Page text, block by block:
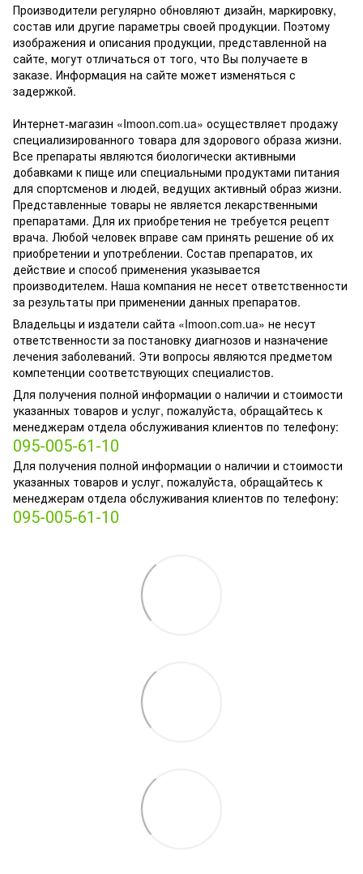
Производители регулярно обновляют дизайн, маркировку,
состав или другие параметры своей продукции. Поэтому
изображения и описания продукции, представленной на
сайте, могут отличаться от того, что Вы получаете в
заказе. Информация на сайте может изменяться с
задержкой.
Интернет-магазин «Imoon.com.ua» осуществляет продажу
специализированного товара для здорового образа жизни.
Все препараты являются биологически активными
добавками к пище или специальными продуктами питания
для спортсменов и людей, ведущих активный образ жизни.
Представленные товары не является лекарственными
препаратами. Для их приобретения не требуется рецепт
врача. Любой человек вправе сам принять решение об их
приобретении и употреблении. Состав препаратов, их
действие и способ применения указывается
производителем. Наша компания не несет ответственности
за результаты при применении данных препаратов.
Владельцы и издатели сайта «Imoon.com.ua» не несут
ответственности за постановку диагнозов и назначение
лечения заболеваний. Эти вопросы являются предметом
компетенции соответствующих специалистов.
Для получения полной информации о наличии и стоимости
указанных товаров и услуг, пожалуйста, обращайтесь к
менеджерам отдела обслуживания клиентов по телефону:
095-005-61-10
Для получения полной информации о наличии и стоимости
указанных товаров и услуг, пожалуйста, обращайтесь к
менеджерам отдела обслуживания клиентов по телефону:
095-005-61-10